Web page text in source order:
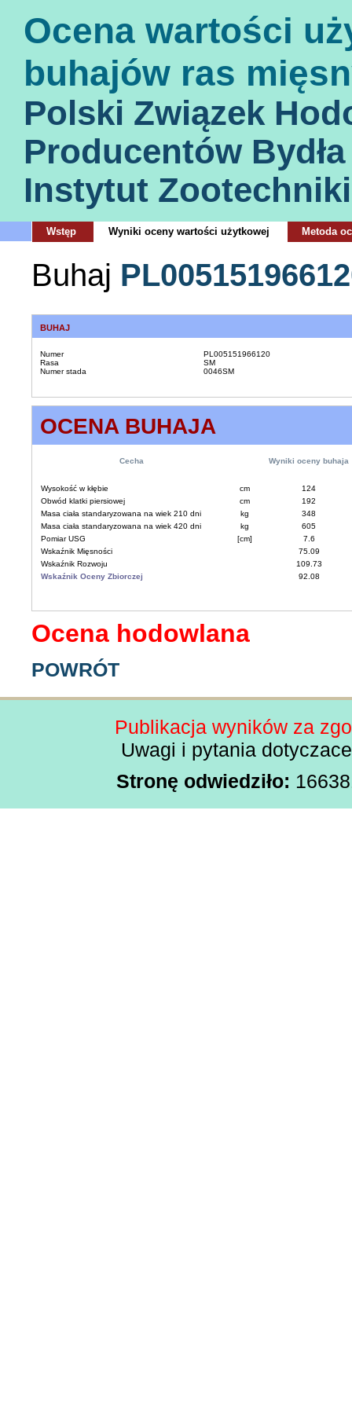
Ocena wartości
buhajów ras
Polski Związek
Producentów
Instytut
Wstęp Wyniki oceny wartości użytkowej Metoda
Buhaj
BUHAJ
Numer
PL005151966120
Rasa
SM
Numer stada
0046SM
OCENA BUHAJA
Cecha Wyniki oceny buhaja
Wysokość w kłębie cm
124
Obwód klatki piersiowej
cm
192
Masa ciała standaryzowana na wiek 210 dni
kg
348
Masa ciała standaryzowana na wiek 420 dni
kg
605
Pomiar USG
[cm]
7.6
Wskaźnik Mięsności
75.09
Wskaźnik Rozwoju
109.73
Wskaźnik Oceny Zbiorczej
92.08
Ocena hodowlana
POWRÓT
Publikacja wyników za
Uwagi i pytania
Stronę odwiedziło: